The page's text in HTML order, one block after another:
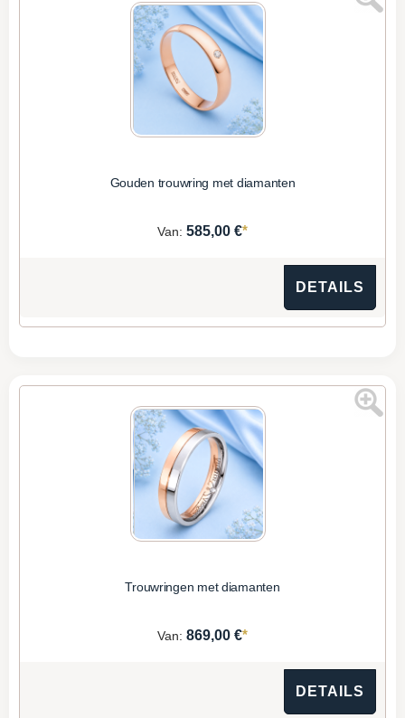
Gouden trouwring met diamanten
Van: 585,00 €*
DETAILS
Trouwringen met diamanten
Van: 869,00 €*
DETAILS